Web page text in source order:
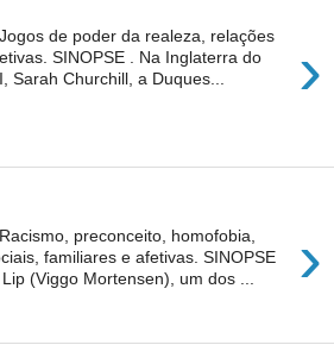
›
de poder da realeza, relações
SINOPSE . Na Inglaterra do
Sarah Churchill, a Duques...
›
preconceito, homofobia,
familiares e afetivas. SINOPSE
(Viggo Mortensen), um dos ...